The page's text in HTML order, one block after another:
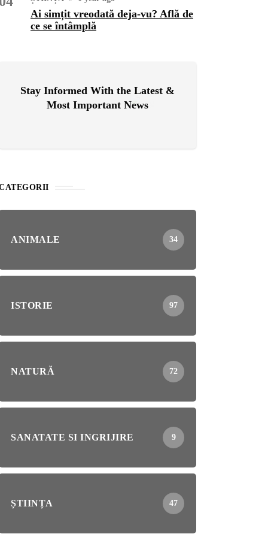
Ai simțit vreodată deja-vu? Află de
ce se întâmplă
Stay Informed With the Latest &
Most Important News
ANIMALE 34
ISTORIE 97
NATURĂ 72
SANATATE SI INGRIJIRE 9
ȘTIINȚA 47
2 years ago
1 year ago